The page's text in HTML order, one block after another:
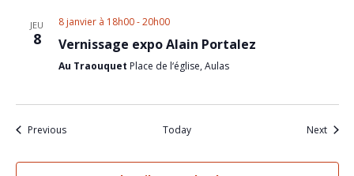
JEU
8
8 janvier à 18h00-20h00
Vernissage expo Alain Portalez
Au Traouquet Place de l‘église, Aulas
PreviousEvents Today NextEvents